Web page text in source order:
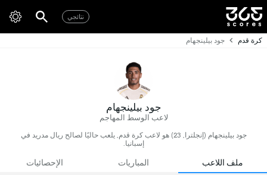
نتائجي
كرة قدم جود بيلينجهام
جود بيلينجهام
لاعب الوسط المهاجم
جود بيلينجهام (إنجلترا, 23) هو لاعب كرة قدم, يلعب حاليًا لصالح ريال مدريد في
إسبانيا.
ملف اللاعب المباريات الإحصائيات